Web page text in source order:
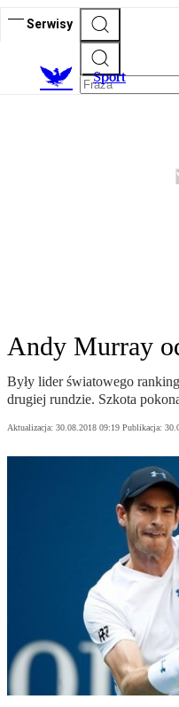
Serwisy
Sport
Andy Murray
Były lider światowego
drugiej rundzie. Szkota
Aktualizacja: 30.08.2018 09:19 Publikacja: